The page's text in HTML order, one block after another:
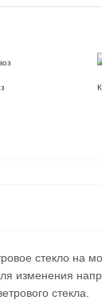
стекло на
изменения
стекла.